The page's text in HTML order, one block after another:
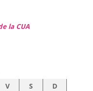
la CUA
V S D